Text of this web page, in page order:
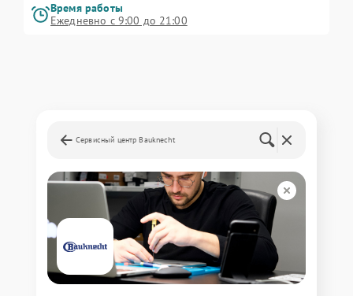
Время работы
Ежедневно с 9:00 до 21:00
Сервисный центр Bauknecht